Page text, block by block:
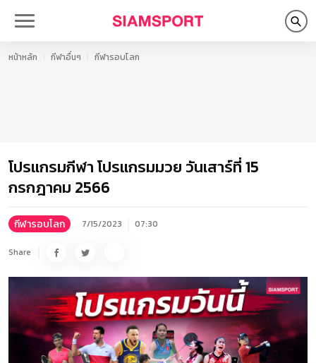
หน้าหลัก กีฬาอื่นๆ กีฬารอบโลก
โปรแกรมกีฬา โปรแกรมมวย วันเสาร์ที่ 15
กรกฎาคม 2566
กีฬารอบโลก 7/15/2023 07:30
Share